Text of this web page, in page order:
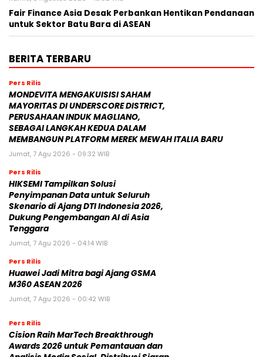
Huawei Jadi Mitra bagi Ajang GSMA M360 ASEAN 2026
Kamis, 6 Agustus 2026 - 17:00 WIB
Pemantauan dan Analisis Media Sosial, Distribusi Siaran
Pers, dan AEO
Kamis, 6 Agustus 2026 - 13:02 WIB
Fair Finance Asia Desak Perbankan Hentikan Pendanaan
untuk Sektor Batu Bara di ASEAN
BERITA TERBARU
Pers Rilis
MONDEVITA MENGAKUISISI SAHAM
MAYORITAS DI UNDERSCORE DISTRICT,
PERUSAHAAN INDUK MAGLIANO,
SEBAGAI LANGKAH KEDUA DALAM
MEMBANGUN PLATFORM MEREK MEWAH ITALIA BARU
Jumat, 7 Agu 2026 - 09:32 WIB
Pers Rilis
HIKSEMI Tampilkan Solusi
Penyimpanan Data untuk Seluruh
Skenario di Ajang DTI Indonesia 2026,
Tenggara
Jumat, 7 Agu 2026 - 04:14 WIB
Pers Rilis